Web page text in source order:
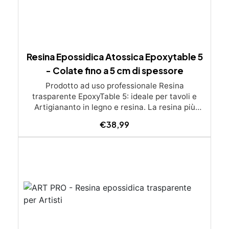
Resina Epossidica Atossica Epoxytable 5
- Colate fino a 5 cm di spessore
Prodotto ad uso professionale Resina
trasparente EpoxyTable 5: ideale per tavoli e
Artigiananto in legno e resina. La resina più
perfetta per colate di alto spessore fino a 5 cm.
Applicazioni Principali: Realizzazione di tavoli in
spessore dentro stampi e cassaforme
Caratteristiche principali: ✅ Bassissima
€38,99